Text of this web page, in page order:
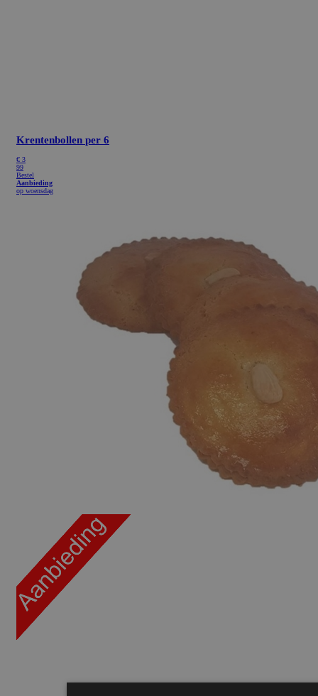
Krentenbollen per 6
€ 3
99
Bestel
Aanbieding
op woensdag